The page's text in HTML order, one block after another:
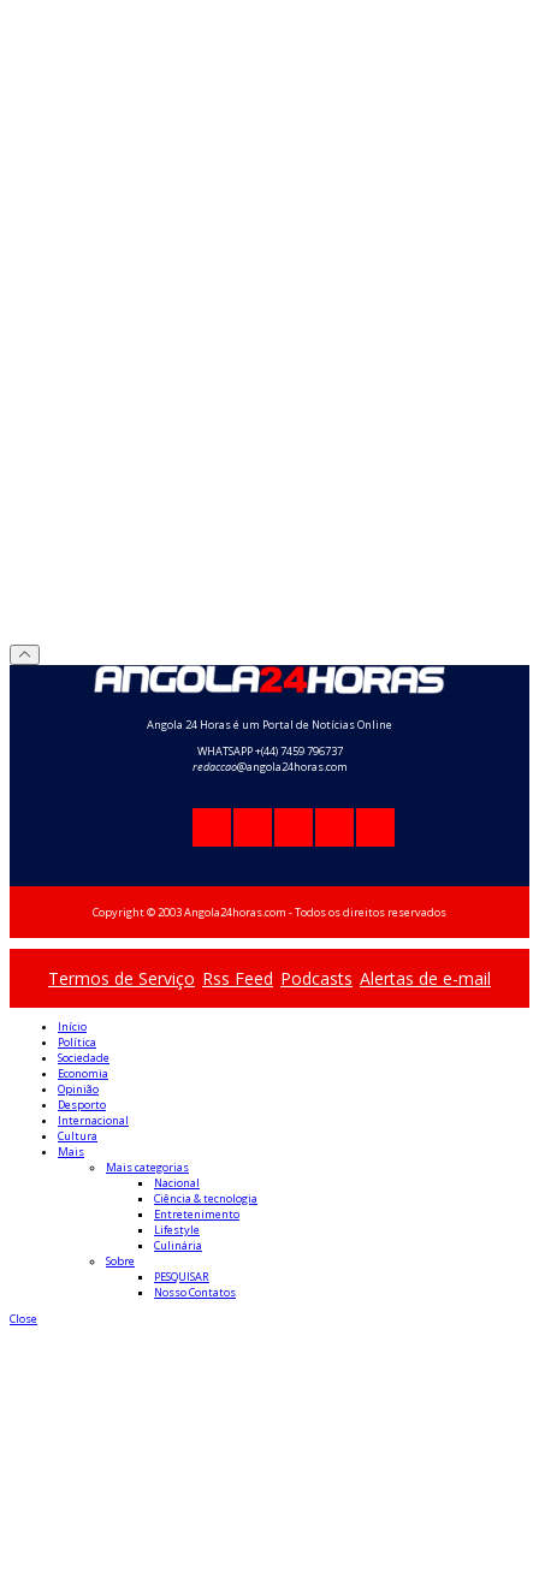
Angola 24 Horas é um Portal de Notícias Online
WHATSAPP +(44) 7459 796737
redaccao@angola24horas.com
Copyright © 2003 Angola24horas.com - Todos os direitos reservados
Termos de Serviço Rss Feed Podcasts Alertas de e-mail
Início
Política
Sociedade
Economia
Opinião
Desporto
Internacional
Cultura
Mais
Mais categorias
Nacional
Ciência & tecnologia
Entretenimento
Lifestyle
Culinária
Sobre
PESQUISAR
Nosso Contatos
Close